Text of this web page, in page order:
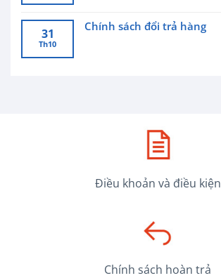
31
Th10
Chính sách đổi trả hàng
Điều khoản và điều kiện
Chính sách hoàn trả